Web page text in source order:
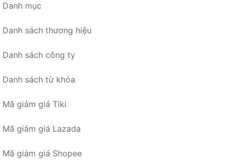
Danh mục
Danh sách thương hiệu
Danh sách công ty
Danh sách từ khóa
Mã giảm giá Tiki
Mã giảm giá Lazada
Mã giảm giá Shopee